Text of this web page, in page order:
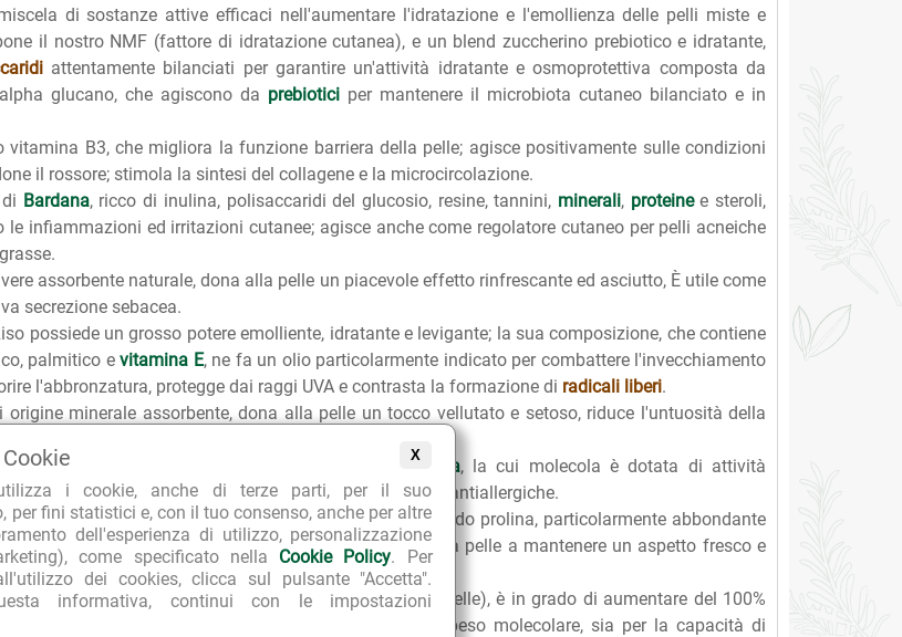
X
i cookie, anche di terze parti, per il suo
per fini statistici e, con il tuo consenso, anche per altre
dell'esperienza di utilizzo, personalizzazione
come specificato nella Cookie Policy. Per
dei cookies, clicca sul pulsante "Accetta".
informativa, continui con le impostazioni
di sostanze attive efficaci nell'aumentare l'idratazione e l'emollienza delle pelli miste e
il nostro NMF (fattore di idratazione cutanea), e un blend zuccherino prebiotico e idratante,
attentamente bilanciati per garantire un'attività idratante e osmoprotettiva composta da
glucano, che agiscono da prebiotici per mantenere il microbiota cutaneo bilanciato e in
vitamina B3, che migliora la funzione barriera della pelle; agisce positivamente sulle condizioni
il rossore; stimola la sintesi del collagene e la microcircolazione.
Bardana, ricco di inulina, polisaccaridi del glucosio, resine, tannini, minerali, proteinee steroli,
le infiammazioni ed irritazioni cutanee; agisce anche come regolatore cutaneo per pelli acneiche
assorbente naturale, dona alla pelle un piacevole effetto rinfrescante ed asciutto, È utile come
secrezione sebacea.
possiede un grosso potere emolliente, idratante e levigante; la sua composizione, che contiene
palmitico evitamina E, ne fa un olio particolarmente indicato per combattere l'invecchiamento
l'abbronzatura, protegge dai raggi UVA e contrasta la formazione di radicali liberi.
origine minerale assorbente, dona alla pelle un tocco vellutato e setoso, riduce l'untuosità della
visibile effetto soft-focus.
glycirrhizate, sale ottenuto dalla radice di
Liquirizia, la cui molecola è dotata di attività
possiede proprietà antinfiammatorie, cicatrizzanti ed antiallergiche.
molecola umettante naturale derivata dall'amminoacido prolina, particolarmente abbondante
del NMF (Natural Moisturizing Factor), che aiuta la pelle a mantenere un aspetto fresco e
parte del NMF (film idrolipidico protettivo della pelle), è in grado di aumentare del 100%
corneo, sia per l'effetto osmotico dovuto al suo peso molecolare, sia per la capacità di